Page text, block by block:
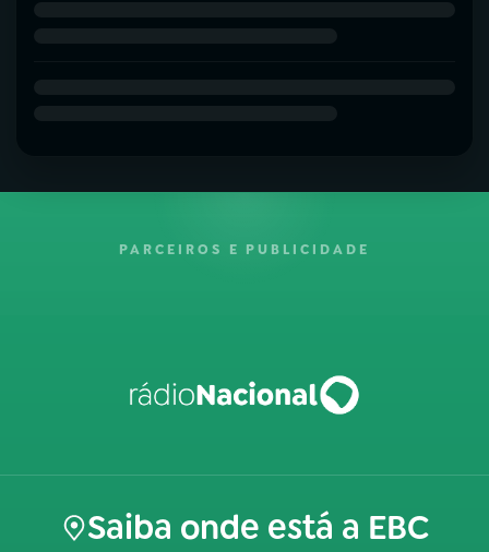
PARCEIROS E PUBLICIDADE
Saiba onde está a EBC